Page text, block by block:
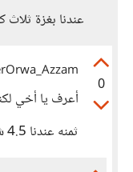
عندنا بغزة ثلاث كيلو ب
0
أعرف يا أخي
ثمنه عندنا 4.5 شيقل (1$ تقريبًا)